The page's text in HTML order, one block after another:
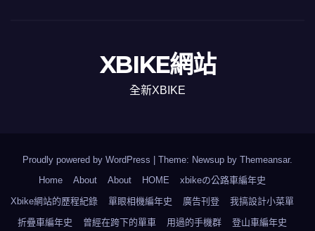
XBIKE網站
全新XBIKE
Proudly powered by WordPress Theme: Newsup by Themeansar.
Home
About About HOME
xbikeの公路車編年史
Xbike網站的歷程紀錄
單眼相機編年史 廣告刊登
我搞設計小菜單
折疊車編年史
曾經在跨下的單車 用過的手機群 登山車編年史